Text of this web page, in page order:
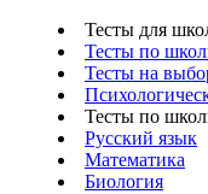
Тесты для
Тесты по
Тесты на
Тесты по
Русский язык
Математика
Биология